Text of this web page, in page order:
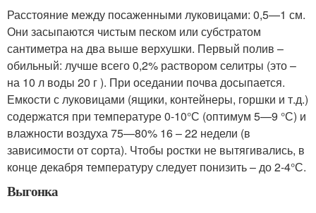
Расстояние между посаженными луковицами: 0,5—1 см.
Они засыпаются чистым песком или субстратом
сантиметра на два выше верхушки. Первый полив –
обильный: лучше всего 0,2% раствором селитры (это –
на 10 л воды 20 г ). При оседании почва досыпается.
Емкости с луковицами (ящики, контейнеры, горшки и т.д.)
содержатся при температуре 0-10°С (оптимум 5—9 °С) и
влажности воздуха 75—80% 16 – 22 недели (в
зависимости от сорта). Чтобы ростки не вытягивались, в
конце декабря температуру следует понизить – до 2-4°С.
Выгонка